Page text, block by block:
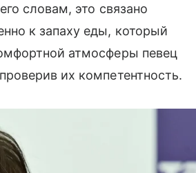
словам, это связано
к запаху еды, который
атмосферы певец
их компетентность.